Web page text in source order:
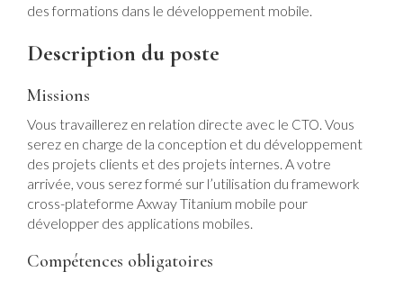
des formations dans le développement mobile.
Description du poste
Missions
Vous travaillerez en relation directe avec le CTO. Vous
serez en charge de la conception et du développement
des projets clients et des projets internes. A votre
arrivée, vous serez formé sur l’utilisation du framework
cross-plateforme Axway Titanium mobile pour
développer des applications mobiles.
Compétences obligatoires